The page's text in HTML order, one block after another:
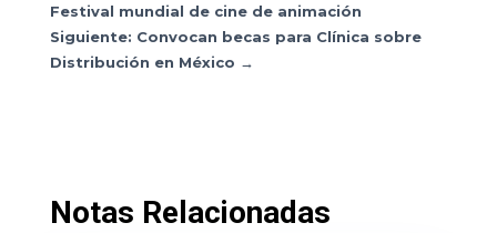
Festival mundial de cine de animación
Siguiente: Convocan becas para Clínica sobre
Distribución en México →
Notas Relacionadas